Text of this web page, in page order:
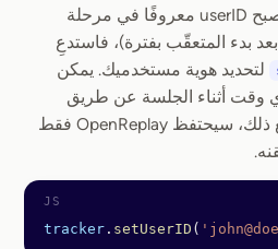
إذا لم يكن ذلك ممكنًا (إذا أصبح userID معروفًا في مرحلة
بدء المتعقّب بفترة)، فاستدعِ
لتحديد هوية مستخدميك. يمكن
وقت أثناء الجلسة عن طريق
. ومع ذلك، سيحتفظ OpenReplay فقط
tracker . setUserID (